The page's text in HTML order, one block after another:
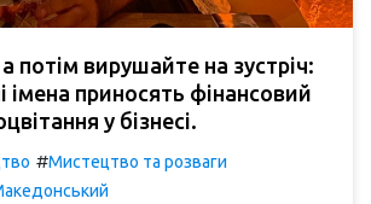
потім вирушайте на зустріч:
імена приносять фінансовий
у бізнесі.
#Мистецтво та розваги